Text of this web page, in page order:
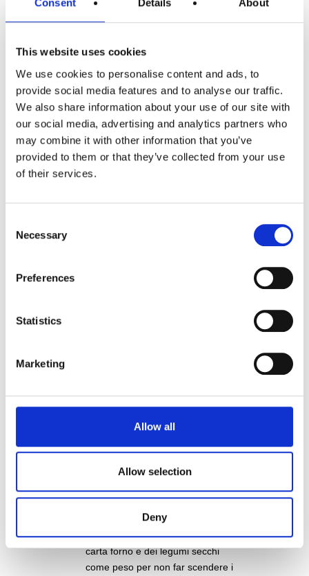
Consent Details About
This website uses cookies
We use cookies to personalise content and ads, to
provide social media features and to analyse our traffic.
We also share information about your use of our site with
our social media, advertising and analytics partners who
may combine it with other information that you’ve
provided to them or that they’ve collected from your use
of their services.
Selection
Necessary
Preferences
Statistics
Marketing
Allow all
Allow selection
Deny
mettere sul fondo della crostata.
3
Separate gli albumi dai tuorli e
montate i primi con 20 g di
zucchero a neve fermissima. In
un'altra terrina montate i tuorli con
con il restante zucchero.
Successivamente unite ai tuorli
montati la farina e la fecola
setacciate.
eccessivamente altrimenti il pan di
spagna verrà troppo basso. Infine
per 15 minuti circa.
6
Una volta pronto il pan di spagna
infornate la crostata avendo cura di
aggiungere all'interno un foglio di
carta forno e dei legumi secchi
come peso per non far scendere i